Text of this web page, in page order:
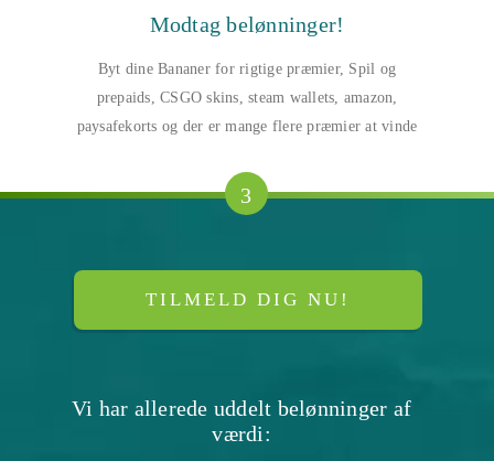
Modtag belønninger!
Byt dine Bananer for rigtige præmier, Spil og
prepaids, CSGO skins, steam wallets, amazon,
paysafekorts og der er mange flere præmier at vinde
3
TILMELD DIG NU!
Vi har allerede uddelt belønninger af
værdi: